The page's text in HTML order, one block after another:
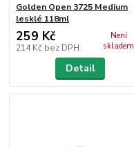
Golden Open 3725 Medium
lesklé 118ml
259 Kč
214 Kč bez DPH
Není
skladem
Detail